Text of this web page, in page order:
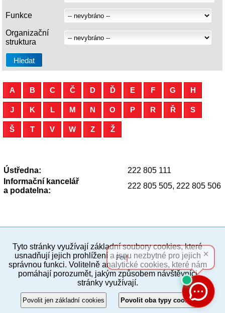
Funkce
Organizační
struktura
A B C Č D Ď E F G H
J K L M N O P R Ř S
Š T V W Z Ž
Ústředna:
222 805 111
Informační kancelář
a podatelna:
222 805 505, 222 805 506
PC verze ENG
Povinné a praktické informace
© 2012–2019 MČ Praha 8
Tyto stránky využívají základní soubory cookies, které
usnadňují jejich prohlížení a jsou nezbytné pro jejich
správnou funkci. Volitelně analytické cookies, které nám
pomáhají porozumět, jakým způsobem návštěvníci
stránky využívají.
Povolit jen základní cookies Povolit oba typy cookies